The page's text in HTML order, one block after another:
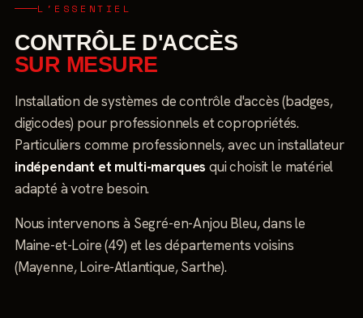
L'ESSENTIEL
CONTRÔLE D'ACCÈS
SUR MESURE
Installation de systèmes de contrôle d'accès (badges,
digicodes) pour professionnels et copropriétés.
Particuliers comme professionnels, avec un installateur
indépendant et multi-marques qui choisit le matériel
adapté à votre besoin.
Nous intervenons à Segré-en-Anjou Bleu, dans le
Maine-et-Loire (49) et les départements voisins
(Mayenne, Loire-Atlantique, Sarthe).